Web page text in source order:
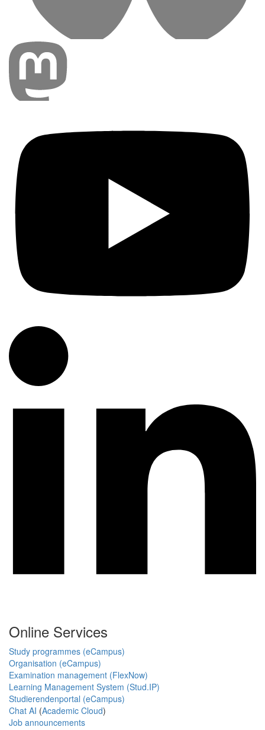
Online Services
Study programmes (eCampus)
Organisation (eCampus)
Examination management (FlexNow)
Learning Management System (Stud.IP)
Studierendenportal (eCampus)
Chat AI (Academic Cloud)
Job announcements